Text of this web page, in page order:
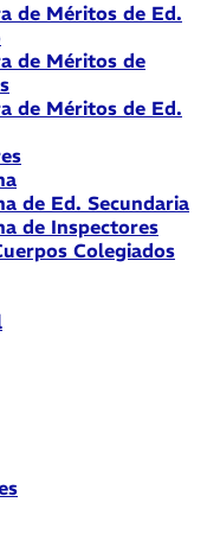
de Méritos de Ed.
de Méritos de
de Méritos de Ed.
de Ed. Secundaria
de Inspectores
Colegiados